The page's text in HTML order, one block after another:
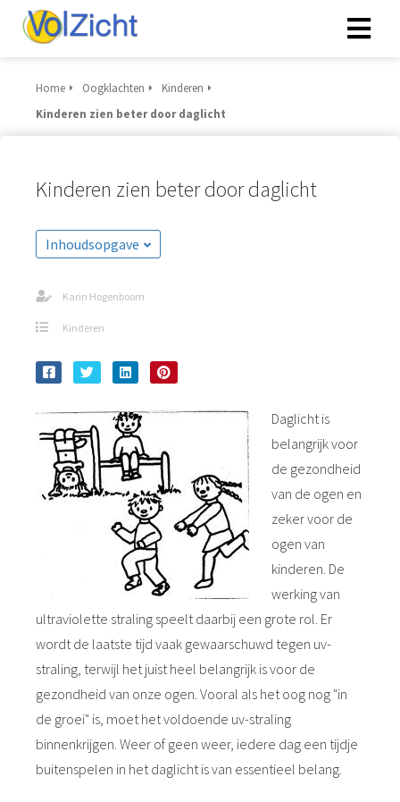
Home Oogklachten
Kinderen
Kinderen zien beter door daglicht
Kinderen zien beter door daglicht
Inhoudsopgave
Karin Hogenboom
Kinderen
Daglicht is
belangrijk voor
de gezondheid
van de ogen en
zeker voor de
ogen van
kinderen. De
werking van
ultraviolette straling speelt daarbij een grote rol. Er
wordt de laatste tijd vaak gewaarschuwd tegen uv-
straling, terwijl het juist heel belangrijk is voor de
gezondheid van onze ogen. Vooral als het oog nog "in
de groei" is, moet het voldoende uv-straling
binnenkrijgen. Weer of geen weer, iedere dag een tijdje
buitenspelen in het daglicht is van essentieel belang.